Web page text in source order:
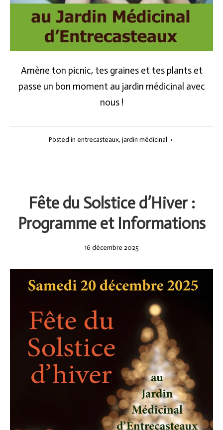
Amène ton picnic, tes graines et tes plants et
passe un bon moment au jardin médicinal avec
nous !
Posted in entrecasteaux, jardin médicinal •
Fête du Solstice d’Hiver :
Programme et Informations
16 décembre 202516
2025